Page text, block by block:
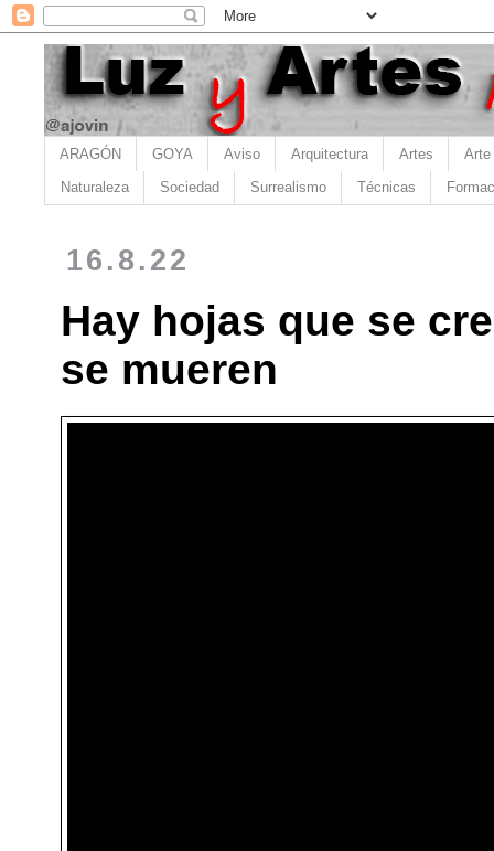
ARAGÓN GOYA Aviso Arquitectura Artes Arte
Naturaleza Sociedad Surrealismo Técnicas
16.8.22
Hay hojas que se
se mueren